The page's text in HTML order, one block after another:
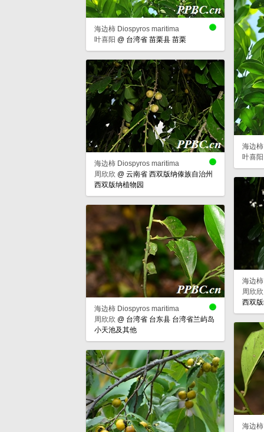
海边柿 Diospyros maritima
叶喜阳 @台湾省 苗栗县 苗栗
海边
叶喜阳
海边柿 Diospyros maritima
周欣欣 @云南省 西双版纳傣族自治州
西双版纳植物园
海边
周欣欣
西双
海边柿 Diospyros maritima
周欣欣 @台湾省 台东县 台湾省兰屿岛
小天池及其他
海边